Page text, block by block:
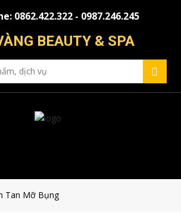
0862.422.322 - 0987.246.245
BEAUTY & SPA
Tan Mỡ Bụng